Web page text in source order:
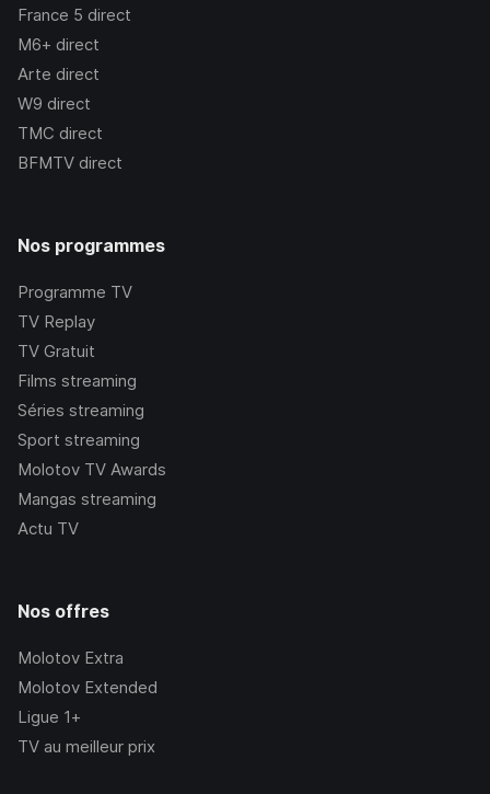
France 5 direct
M6+ direct
Arte direct
W9 direct
TMC direct
BFMTV direct
Nos programmes
Programme TV
TV Replay
TV Gratuit
Films streaming
Séries streaming
Sport streaming
Molotov TV Awards
Mangas streaming
Actu TV
Nos offres
Molotov Extra
Molotov Extended
Ligue 1+
TV au meilleur prix